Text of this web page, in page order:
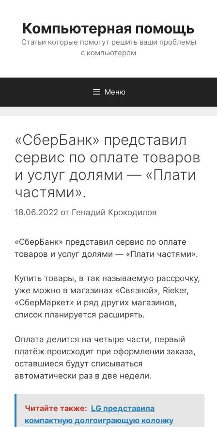
содержимому
Компьютерная помощь
Статьи которые помогут решить ваши проблемы
с компьютером
Меню
«СберБанк» представил
сервис по оплате товаров
и услуг долями — «Плати
частями».
18.06.2022 от Генадий Крокодилов
«СберБанк» представил сервис по оплате
товаров и услуг долями — «Плати частями».
Купить товары, в так называемую рассрочку,
уже можно в магазинах «Связной», Rieker,
«СберМаркет» и ряд других магазинов,
список планируется расширять.
Оплата делится на четыре части, первый
платёж происходит при оформлении заказа,
оставшиеся будут списываться
автоматически раз в две недели.
Читайте также: LG представила
компактную долгоиграющую колонку